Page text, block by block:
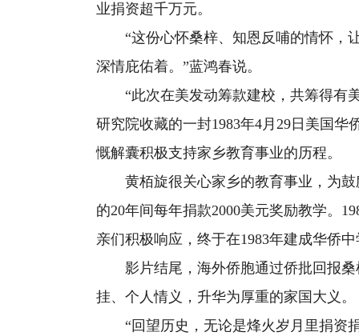
业捐资超千万元。
“这份心怀桑梓、知恩反哺的情怀，
深情庇佑着。”蓝鸿春说。
“此次在美发动筹款建校，共筹得有
研究院收藏的一封1983年4月29日美国
慨解囊积极支持家乡教育事业的历程。
黄栢旋很关心家乡的教育事业，为鼓
的20年间每年捐款2000美元奖励教学。
亲们积极响应，终于在1983年建成华侨
影片结尾，海外侨胞通过侨批回报桑
挂、个人情义，升华为厚重的家国大义。
“回望历史，无论是烽火岁月里捐资